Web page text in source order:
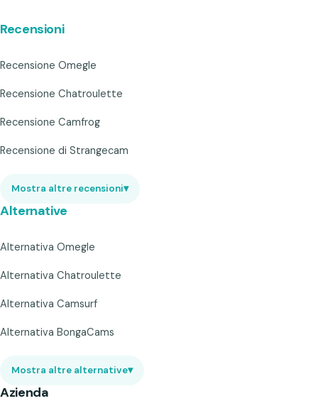
Recensioni
Recensione Omegle
Recensione Chatroulette
Recensione Camfrog
Recensione di Strangecam
Mostra altre recensioni▾
Alternative
Alternativa Omegle
Alternativa Chatroulette
Alternativa Camsurf
Alternativa BongaCams
Mostra altre alternative▾
Azienda